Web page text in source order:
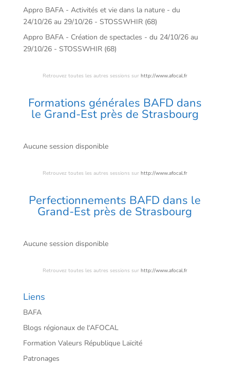
Appro BAFA - Activités et vie dans la nature - du
24/10/26 au 29/10/26 - STOSSWHIR (68)
Appro BAFA - Création de spectacles - du 24/10/26 au
29/10/26 - STOSSWHIR (68)
Retrouvez toutes les autres sessions sur http://www.afocal.fr
Formations générales BAFD dans
le Grand-Est près de Strasbourg
Aucune session disponible
Retrouvez toutes les autres sessions sur http://www.afocal.fr
Perfectionnements BAFD dans le
Grand-Est près de Strasbourg
Aucune session disponible
Retrouvez toutes les autres sessions sur http://www.afocal.fr
Liens
BAFA
Blogs régionaux de l'AFOCAL
Formation Valeurs République Laïcité
Patronages